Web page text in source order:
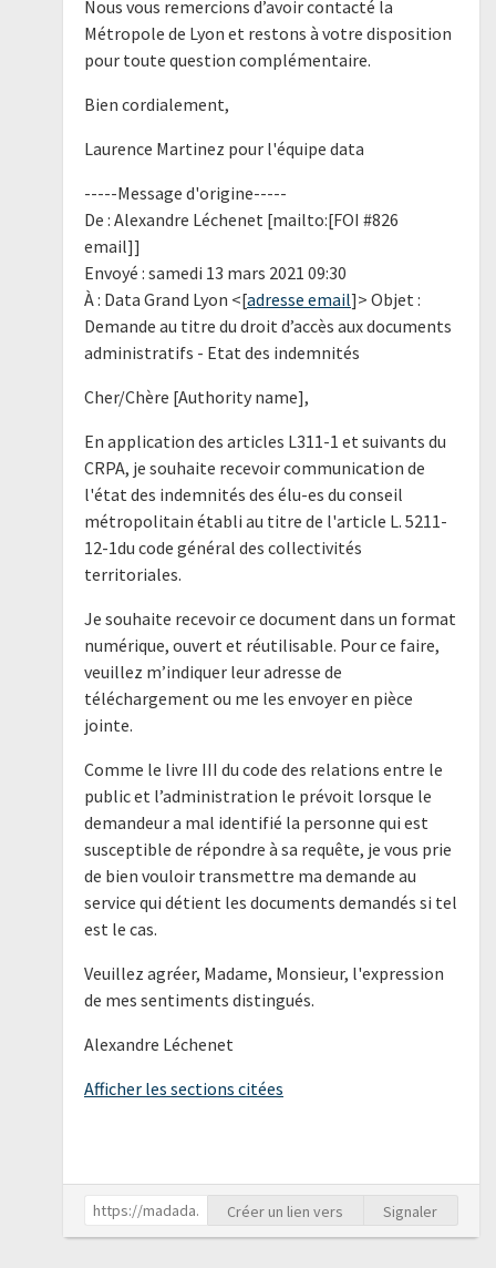
Nous vous remercions d’avoir contacté la
Métropole de Lyon et restons à votre disposition
pour toute question complémentaire.
Bien cordialement,
Laurence Martinez pour l'équipe data
-----Message d'origine-----
De : Alexandre Léchenet [mailto:[FOI #826
email]]
Envoyé : samedi 13 mars 2021 09:30
À : Data Grand Lyon <[adresse email]> Objet :
Demande au titre du droit d’accès aux documents
administratifs - Etat des indemnités
Cher/Chère [Authority name],
En application des articles L311-1 et suivants du
CRPA, je souhaite recevoir communication de
l'état des indemnités des élu-es du conseil
métropolitain établi au titre de l'article L. 5211-
12-1du code général des collectivités
territoriales.
Je souhaite recevoir ce document dans un format
numérique, ouvert et réutilisable. Pour ce faire,
veuillez m’indiquer leur adresse de
téléchargement ou me les envoyer en pièce
jointe.
Comme le livre III du code des relations entre le
public et l’administration le prévoit lorsque le
demandeur a mal identifié la personne qui est
susceptible de répondre à sa requête, je vous prie
de bien vouloir transmettre ma demande au
service qui détient les documents demandés si tel
est le cas.
Veuillez agréer, Madame, Monsieur, l'expression
de mes sentiments distingués.
Alexandre Léchenet
Afficher les sections citées
Créer un lien vers Signaler